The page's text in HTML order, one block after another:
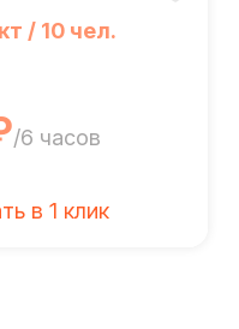
/ 10 чел.
/6 часов
в 1 клик